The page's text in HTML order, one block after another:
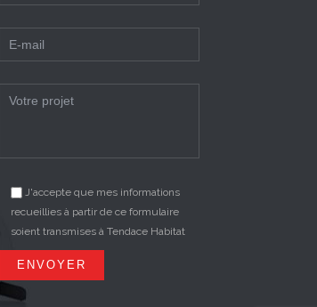
J'accepte que mes informations
recueillies à partir de ce formulaire
soient transmises à Tendace Habitat